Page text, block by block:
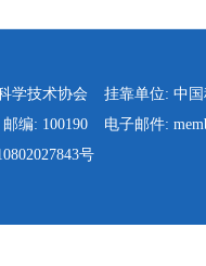
学技术协会
挂靠单位: 中
邮编: 100190 电子邮件:
号